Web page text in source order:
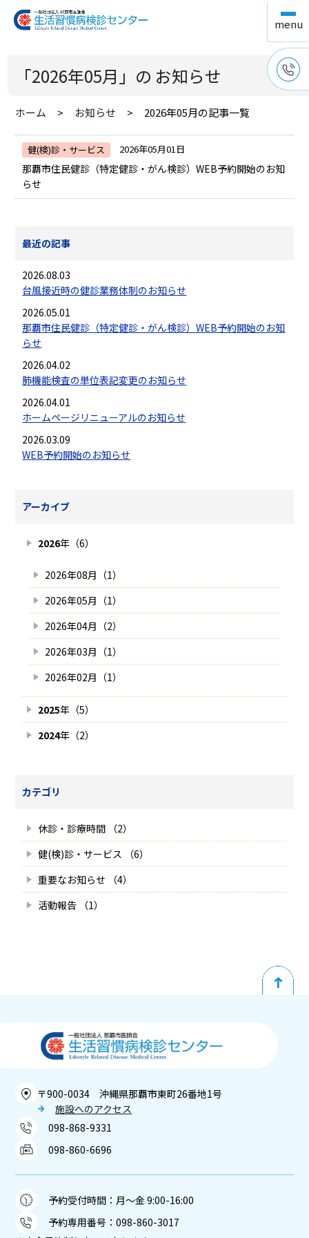
「2026年05月」の お知らせ
ホーム お知らせ 2026年05月の記事一覧
健(検)診・サービス 2026年05月01日
那覇市住民健診（特定健診・がん検診）WEB予約開始のお知
らせ
最近の記事
2026.08.03
台風接近時の健診業務体制のお知らせ
2026.05.01
那覇市住民健診（特定健診・がん検診）WEB予約開始のお知
らせ
2026.04.02
肺機能検査の単位表記変更のお知らせ
2026.04.01
ホームページリニューアルのお知らせ
2026.03.09
WEB予約開始のお知らせ
アーカイブ
2026年（6）
2026年08月（1）
2026年05月（1）
2026年04月（2）
2026年03月（1）
2026年02月（1）
2025年（5）
2024年（2）
カテゴリ
休診・診療時間 （2）
健(検)診・サービス （6）
重要なお知らせ （4）
活動報告 （1）
〒900-0034 沖縄県那覇市東町26番地1号
施設へのアクセス
098-868-9331
098-860-6696
予約受付時間：月～金 9:00-16:00
予約専用番号：098-860-3017